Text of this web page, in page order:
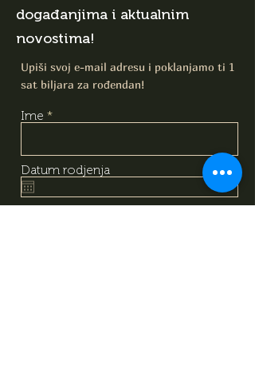
događanjima i aktualnim
novostima!
Upiši svoj e-mail adresu i poklanjamo ti 1
sat biljara za rođendan!
Ime
Datum rodjenja